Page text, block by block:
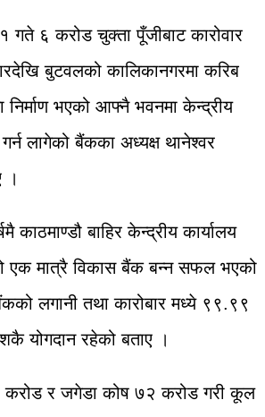
६ करोड चुक्ता पूँजीबाट कारोवार
बुटवलको कालिकानगरमा करिब
निर्माण भएको आफ्नै भवनमा केन्द्रीय
गर्न लागेको बैंकका अध्यक्ष थानेश्वर
।
काठमाण्डौ बाहिर केन्द्रीय कार्यालय
एक मात्रै विकास बैंक बन्न सफल भएको
लगानी तथा कारोबार मध्ये ९९.९९
योगदान रहेको बताए ।
करोड र जगेडा कोष ७२ करोड गरी कूल